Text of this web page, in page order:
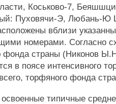
Коськово-7,
Пуховячи-Э, Любань-Ю
вблизи
номерами. Согласно
фонда страны (Никонов
в поясе интенсивного
торфяного фонда
типичные